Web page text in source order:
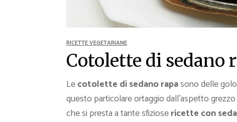
RICETTE VEGETARIANE
Cotolette di sedano
Lecotolette di sedano rapasono delle
questo particolare ortaggio dall’aspetto
che si presta a tante sfiziosericette con